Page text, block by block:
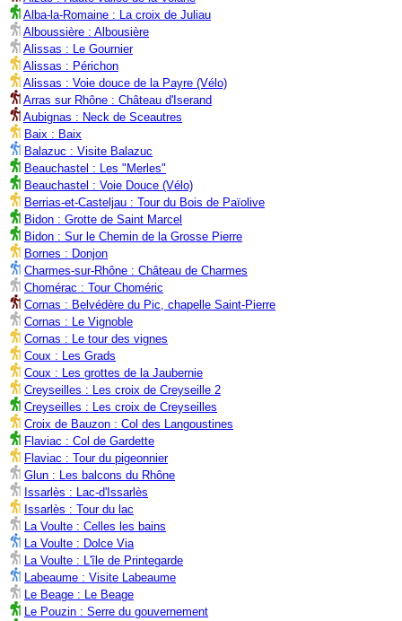
Alba-la-Romaine : La croix de Juliau
Alboussière : Albousière
Alissas : Le Gournier
Alissas : Périchon
Alissas : Voie douce de la Payre (Vélo)
Arras sur Rhône : Château d'Iserand
Aubignas : Neck de Sceautres
Baix : Baix
Balazuc : Visite Balazuc
Beauchastel : Les "Merles"
Beauchastel : Voie Douce (Vélo)
Berrias-et-Casteljau : Tour du Bois de Païolive
Bidon : Grotte de Saint Marcel
Bidon : Sur le Chemin de la Grosse Pierre
Bornes : Donjon
Charmes-sur-Rhône : Château de Charmes
Chomérac : Tour Choméric
Cornas : Belvédère du Pic, chapelle Saint-Pierre
Cornas : Le Vignoble
Cornas : Le tour des vignes
Coux : Les Grads
Coux : Les grottes de la Jaubernie
Creyseilles : Les croix de Creyseille 2
Creyseilles : Les croix de Creyseilles
Croix de Bauzon : Col des Langoustines
Flaviac : Col de Gardette
Flaviac : Tour du pigeonnier
Glun : Les balcons du Rhône
Issarlès : Lac-d'Issarlès
Issarlès : Tour du lac
La Voulte : Celles les bains
La Voulte : Dolce Via
La Voulte : L'île de Printegarde
Labeaume : Visite Labeaume
Le Beage : Le Beage
Le Pouzin : Serre du gouvernement